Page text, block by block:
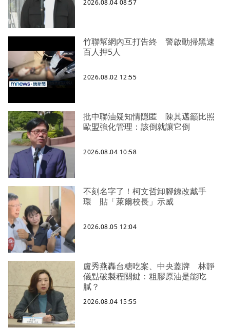
2026.08.04 08:57
竹聯幫網內互打告終 警啟動掃黑逮
百人押5人
2026.08.02 12:55
批中聯油疑知情隱匿 陳其邁籲比照
歐盟強化管理：該倒就讓它倒
2026.08.04 10:58
不刻名字了！柯文哲卸腳鐐改戴手
環 貼「萊爾校長」示威
2026.08.05 12:04
盧秀燕轟台糖吃案、中央蓋牌 林靜
儀點破製程關鍵：粗膠原油是能吃
膩？
2026.08.04 15:55